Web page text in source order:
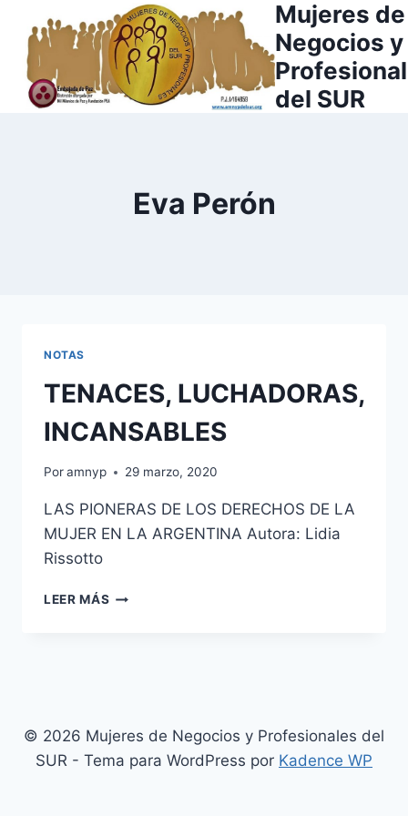
contenido
Mujeres de
Negocios y
del SUR
Eva Perón
NOTAS
TENACES, LUCHADORAS,
INCANSABLES
Poramnyp 29 marzo, 2020
LAS PIONERAS DE LOS DERECHOS DE LA
MUJER EN LA ARGENTINA Autora: Lidia
Rissotto
LEER MÁS TENACES,
© 2026 Mujeres de Negocios y Profesionales del
SUR - Tema para WordPress por Kadence WP